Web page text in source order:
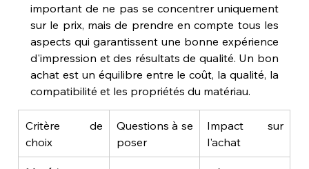
important de ne pas se concentrer uniquement
sur le prix, mais de prendre en compte tous les
aspects qui garantissent une bonne expérience
d'impression et des résultats de qualité. Un bon
achat est un équilibre entre le coût, la qualité, la
compatibilité et les propriétés du matériau.
Critère de
choix
Questions à se
poser
Impact sur
l'achat